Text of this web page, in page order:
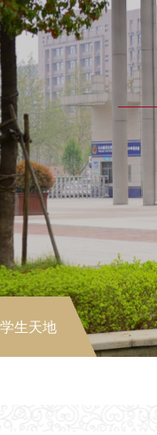
生天地